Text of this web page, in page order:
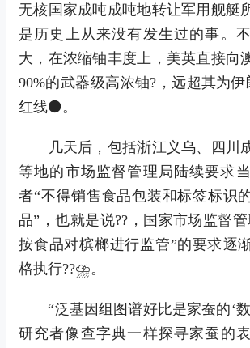
无核国家成吨成吨地转让军用舰艇
是历史上从来没有发生过的事。
大，在浓缩铀丰度上，美英直接向
90%的武器级高浓铀?，远超其为伊
红线⚫。
几天后，包括浙江义乌、四川
等地的市场监督管理局陆续要求
者“不得销售食品包装和标签标识
品”，也就是说??，国家市场监督
按食品对槟榔进行监管”的要求逐
格执行??⛈。
“泛基因组图谱好比是家蚕的‘数
研究者像查字典一样探寻家蚕的